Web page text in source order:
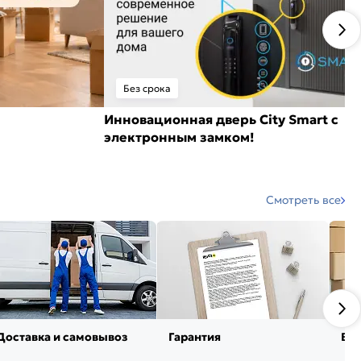
Без срока
Инновационная дверь City Smart с
электронным замком!
Смотреть все
и самовывоз Гарантия